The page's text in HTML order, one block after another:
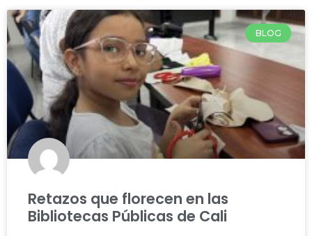
BLOG
Retazos que florecen en las
Bibliotecas Públicas de Cali